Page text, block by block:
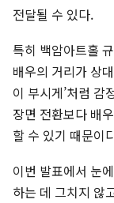
전달될 수 있다.
특히 백암아트홀
배우의 거리가 상
이 부시게’처럼 감
장면 전환보다 배
할 수 있기 때문이
이번 발표에서 눈
하는 데 그치지 않